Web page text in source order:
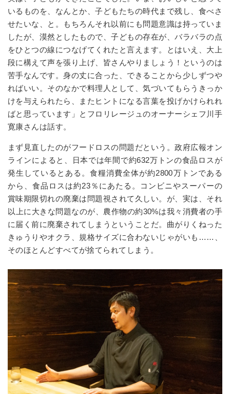
いるものを、なんとか、子どもたちの時代まで残し、食べさ
せたいな、と。もちろんそれ以前にも問題意識は持っていま
したが、漠然としたもので、子どもの存在が、バラバラの点
をひとつの線につなげてくれたと言えます。とはいえ、大上
段に構えて声を張り上げ、皆さんやりましょう！というのは
苦手なんです。身の丈に合った、できることから少しずつや
ればいい。そのなかで料理人として、気づいてもらうきっか
けを与えられたら、またヒントになる言葉を投げかけられれ
ばと思っています」とフロリレージュのオーナーシェフ川手
寛康さんは話す。
まず見直したのがフードロスの問題だという。政府広報オン
ラインによると、日本では年間で約632万トンの食品ロスが
発生しているとある。食糧消費全体が約2800万トンである
から、食品ロスは約23％にあたる。コンビニやスーパーの
賞味期限切れの廃棄は問題視されて久しい。が、実は、それ
以上に大きな問題なのが、農作物の約30%は我々消費者の手
に届く前に廃棄されてしまうということだ。曲がりくねった
きゅうりやオクラ、規格サイズに合わないじゃがいも……、
そのほとんどすべてが捨てられてしまう。